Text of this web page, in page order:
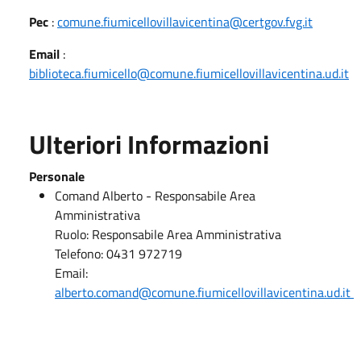
Pec :comune.fiumicellovillavicentina@certgov.fvg.it
Email :
biblioteca.fiumicello@comune.fiumicellovillavicentina.ud.it
Ulteriori Informazioni
Personale
Comand Alberto - Responsabile Area
Amministrativa
Ruolo: Responsabile Area Amministrativa
Telefono: 0431 972719
Email:
alberto.comand@comune.fiumicellovillavicentina.ud.it